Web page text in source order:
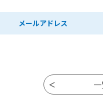
メールアドレス